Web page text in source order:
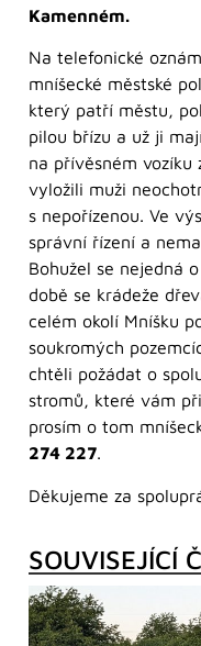
Kamenném.
Na telefonické
mníšecké městské
který patří městu,
pilou břízu a už ji
na přívěsném vozíku
vyložili muži
s nepořízenou. Ve
správní řízení a
Bohužel se nejedná
době se krádeže
celém okolí Mníšku
soukromých
chtěli požádat o
stromů, které vám
prosím o tom
274 227.
Děkujeme za
SOUVISEJÍCÍ